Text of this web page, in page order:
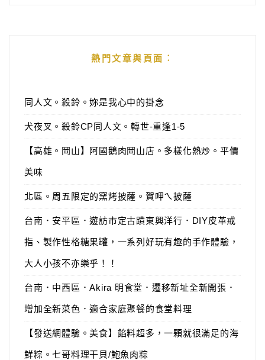
熱門文章與頁面︰
同人文。殺鈴。妳是我心中的掛念
犬夜叉。殺鈴CP同人文。轉世-重逢1-5
【高雄。岡山】阿國鵝肉岡山店。多樣化熱炒。平價
美味
北區。周五限定的窯烤披薩。賀呷ㄟ披薩
台南．安平區．遊訪市定古蹟東興洋行．DIY皮革戒
指、製作性格糖果罐，一系列好玩有趣的手作體驗，
大人小孩不亦樂乎！！
台南．中西區．Akira 明食堂．遷移新址全新開張．
增加全新菜色．適合家庭聚餐的食堂料理
【發送網體驗。美食】餡料超多，一顆就很滿足的海
鮮粽。七哥料理干貝/鮑魚肉粽